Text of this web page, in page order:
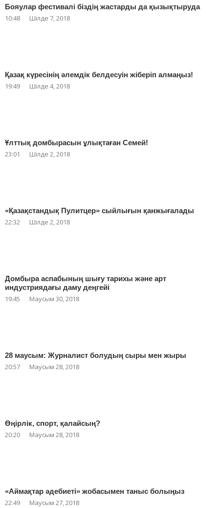
Бояулар фестивалі біздің жастарды да қызықтыруда
10:48 Шілде 7, 2018
Қазақ күресінің әлемдік белдесуін жіберіп алмаңыз!
19:49 Шілде 4, 2018
Ұлттық домбырасын ұлықтаған Семей!
23:01 Шілде 2, 2018
«Қазақстандық Пулитцер» сыйлығын қанжығалады
22:32 Шілде 2, 2018
Домбыра аспабының шығу тарихы және арт
индустриядағы даму деңгейі
19:45 Маусым 30, 2018
28 маусым: Журналист болудың сыры мен жыры
20:57 Маусым 28, 2018
Өңірлік, спорт, қалайсың?
20:20 Маусым 28, 2018
«Аймақтар әдебиеті» жобасымен таныс болыңыз
22:49 Маусым 27, 2018